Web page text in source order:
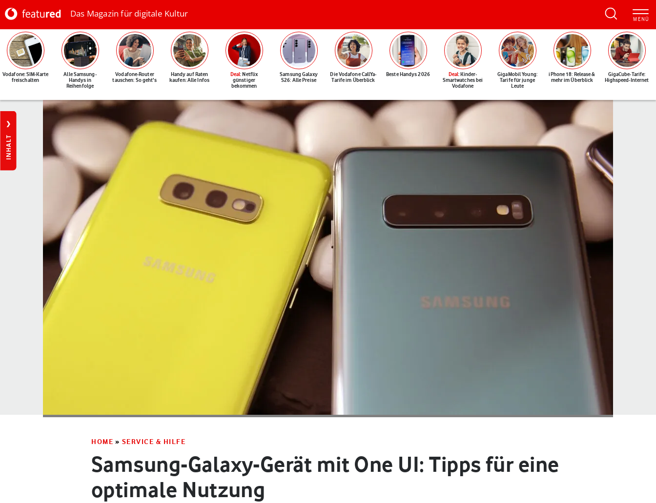
Das Magazin für digitale Kultur
Vodafone: SIM-Karte
freischalten
Alle Samsung-
Handys in
Reihenfolge
Vodafone-Router
tauschen: So geht's
Handy auf Raten
kaufen: Alle Infos
Deal: Netflix
günstiger
bekommen
Samsung Galaxy
S26: Alle Preise
Die Vodafone CallYa-
Tarife im Überblick
Beste Handys 2026 Deal: Kinder-
Smartwatches bei
Vodafone
GigaMobil Young:
Tarife für junge
Leute
iPhone 18: Release &
mehr im Überblick
GigaCube-Tarife:
Highspeed-Internet
INHALT
HOME » SERVICE & HILFE
Samsung-Galaxy-Gerät mit One UI: Tipps für eine
optimale Nutzung